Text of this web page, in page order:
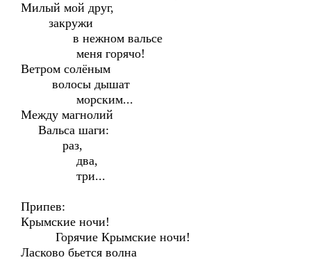
Милый мой друг,
закружи
в нежном вальсе
меня горячо!
Ветром солёным
волосы дышат
морским...
Между магнолий
Вальса шаги:
раз,
два,
три...
Припев:
Крымские ночи!
Горячие Крымские ночи!
Ласково бьется волна